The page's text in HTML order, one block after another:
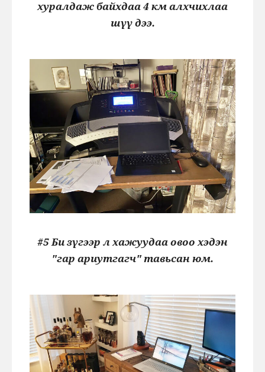
хуралдаж байхдаа 4 км алхчихлаа
шүү дээ.
#5 Би зүгээр л хажуудаа овоо хэдэн
"гар ариутгагч" тавьсан юм.